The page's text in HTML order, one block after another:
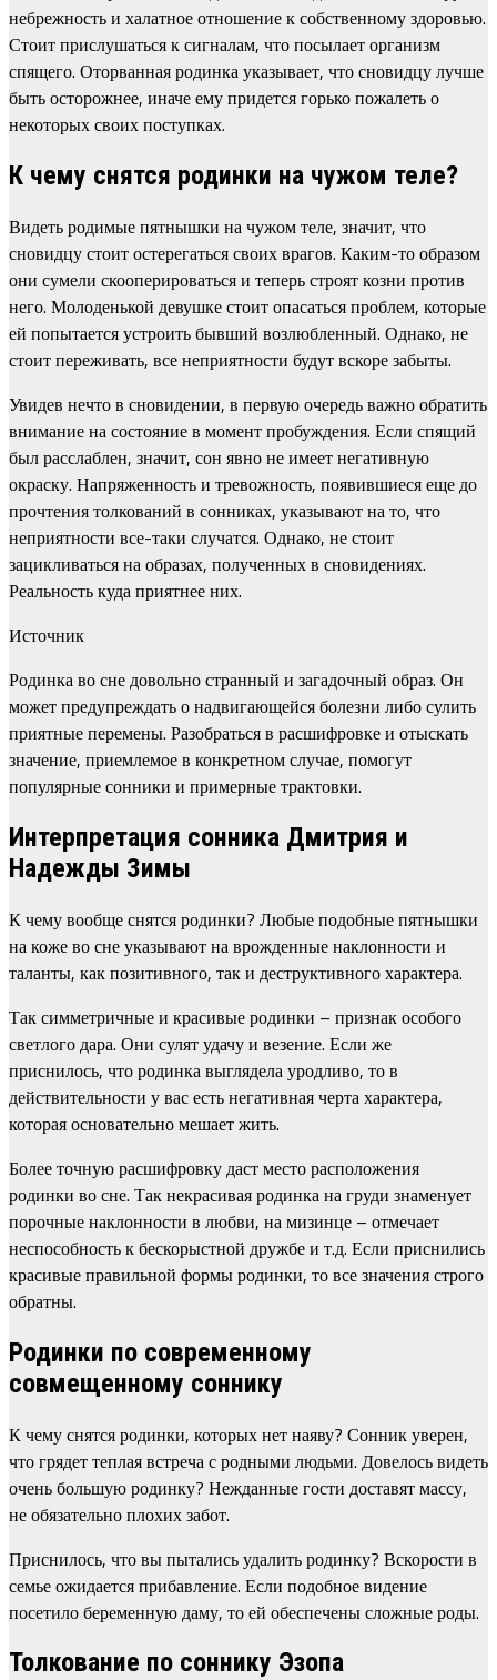
небрежность и халатное отношение к собственному здоровью.
Стоит прислушаться к сигналам, что посылает организм
спящего. Оторванная родинка указывает, что сновидцу лучше
быть осторожнее, иначе ему придется горько пожалеть о
некоторых своих поступках.
К чему снятся родинки на чужом теле?
Видеть родимые пятнышки на чужом теле, значит, что
сновидцу стоит остерегаться своих врагов. Каким-то образом
они сумели скооперироваться и теперь строят козни против
него. Молоденькой девушке стоит опасаться проблем, которые
ей попытается устроить бывший возлюбленный. Однако, не
стоит переживать, все неприятности будут вскоре забыты.
Увидев нечто в сновидении, в первую очередь важно обратить
внимание на состояние в момент пробуждения. Если спящий
был расслаблен, значит, сон явно не имеет негативную
окраску. Напряженность и тревожность, появившиеся еще до
прочтения толкований в сонниках, указывают на то, что
неприятности все-таки случатся. Однако, не стоит
зацикливаться на образах, полученных в сновидениях.
Реальность куда приятнее них.
Источник
Родинка во сне довольно странный и загадочный образ. Он
может предупреждать о надвигающейся болезни либо сулить
приятные перемены. Разобраться в расшифровке и отыскать
значение, приемлемое в конкретном случае, помогут
популярные сонники и примерные трактовки.
Интерпретация сонника Дмитрия и
Надежды Зимы
К чему вообще снятся родинки? Любые подобные пятнышки
на коже во сне указывают на врожденные наклонности и
таланты, как позитивного, так и деструктивного характера.
Так симметричные и красивые родинки – признак особого
светлого дара. Они сулят удачу и везение. Если же
приснилось, что родинка выглядела уродливо, то в
действительности у вас есть негативная черта характера,
которая основательно мешает жить.
Более точную расшифровку даст место расположения
родинки во сне. Так некрасивая родинка на груди знаменует
порочные наклонности в любви, на мизинце – отмечает
неспособность к бескорыстной дружбе и т.д. Если приснились
красивые правильной формы родинки, то все значения строго
обратны.
Родинки по современному
совмещенному соннику
К чему снятся родинки, которых нет наяву? Сонник уверен,
что грядет теплая встреча с родными людьми. Довелось видеть
очень большую родинку? Нежданные гости доставят массу,
не обязательно плохих забот.
Приснилось, что вы пытались удалить родинку? Вскорости в
семье ожидается прибавление. Если подобное видение
посетило беременную даму, то ей обеспечены сложные роды.
Толкование по соннику Эзопа